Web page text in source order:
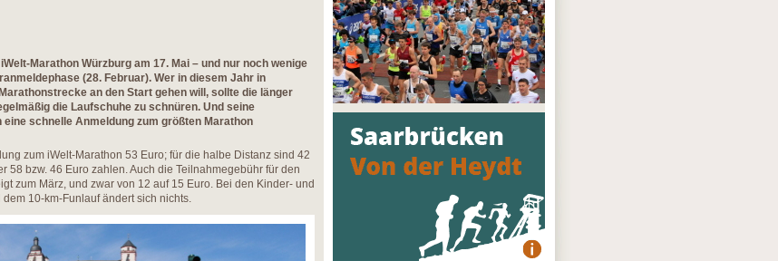
Marathon Würzburg am 17. Mai – und nur noch wenige
(28. Februar). Wer in diesem Jahr in
an den Start gehen will, sollte die länger
die Laufschuhe zu schnüren. Und seine
schnelle Anmeldung zum größten Marathon
zum iWelt-Marathon 53 Euro; für die halbe Distanz sind 42
58 bzw. 46 Euro zahlen. Auch die Teilnahmegebühr für den
zum März, und zwar von 12 auf 15 Euro. Bei den Kinder- und
10-km-Funlauf ändert sich nichts.